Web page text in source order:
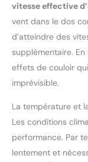
vitesse effective
vent dans le dos
d’atteindre des
supplémentaire.
effets de couloir
imprévisible.
La température et
Les conditions
performance. Par
lentement et